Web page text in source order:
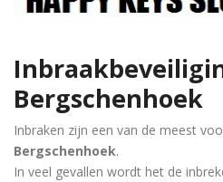
Bergschenhoek
Inbraken zijn een van de meest
Bergschenhoek.
In veel gevallen wordt het de